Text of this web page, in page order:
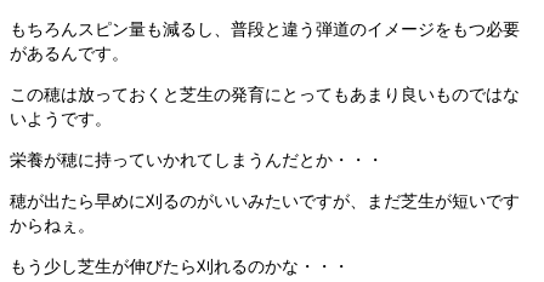
もちろんスピン量も減るし、普段と違う弾道のイメージをもつ必要
があるんです。
この穂は放っておくと芝生の発育にとってもあまり良いものではな
いようです。
栄養が穂に持っていかれてしまうんだとか・・・
穂が出たら早めに刈るのがいいみたいですが、まだ芝生が短いです
からねぇ。
もう少し芝生が伸びたら刈れるのかな・・・